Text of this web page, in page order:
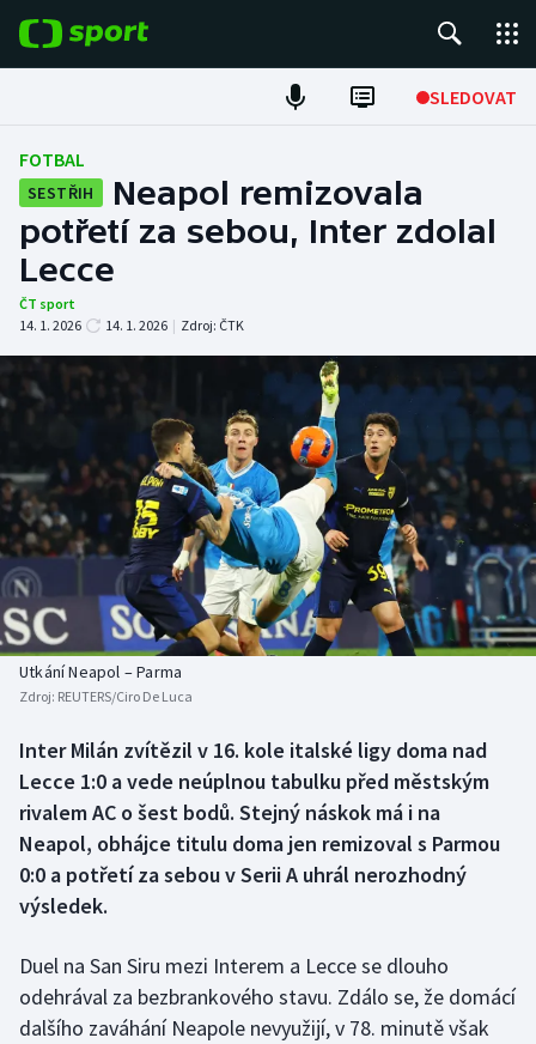
SLEDOVAT
Fotbal
Hokej
Tenis
Atletika
Cyklistika
Americký fotbal
Baseball a softbal
Basketbal
Biatlon
Box
Curling
Dostihy
Florbal
Futsal
NEPŘEHLÉDNĚTE
Soutěže
Historické návraty
Aplikace ČT sport
FOTBAL
SESTŘIH
Neapol remizovala
potřetí za sebou, Inter zdolal
Lecce
ČT sport
14. 1. 2026
14. 1. 2026 | Zdroj: ČTK
Utkání Neapol – Parma
Zdroj: REUTERS/Ciro De Luca
Inter Milán zvítězil v 16. kole italské ligy doma nad
Lecce 1:0 a vede neúplnou tabulku před městským
rivalem AC o šest bodů. Stejný náskok má i na
Neapol, obhájce titulu doma jen remizoval s Parmou
0:0 a potřetí za sebou v Serii A uhrál nerozhodný
výsledek.
Duel na San Siru mezi Interem a Lecce se dlouho
odehrával za bezbrankového stavu. Zdálo se, že domácí
dalšího zaváhání Neapole nevyužijí, v 78. minutě však